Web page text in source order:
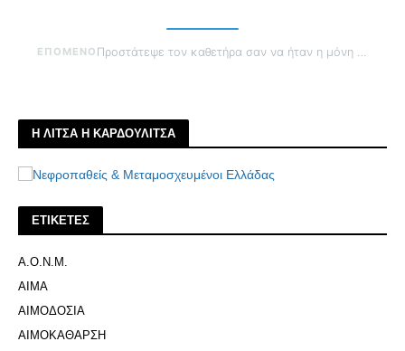
ΕΠΟΜΕΝΟ
Η ΛΙΤΣΑ Η ΚΑΡΔΟΥΛΙΤΣΑ
ΕΤΙΚΕΤΕΣ
Α.Ο.Ν.Μ.
ΑΙΜΑ
ΑΙΜΟΔΟΣΙΑ
ΑΙΜΟΚΑΘΑΡΣΗ